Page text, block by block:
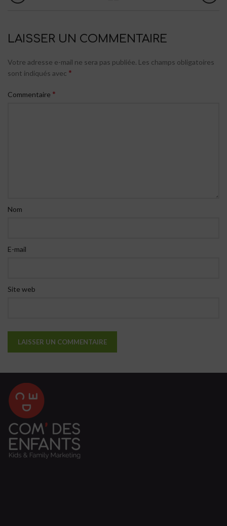
LAISSER UN COMMENTAIRE
Votre adresse e-mail ne sera pas publiée. Les champs obligatoires
sont indiqués avec *
Commentaire *
Nom
E-mail
Site web